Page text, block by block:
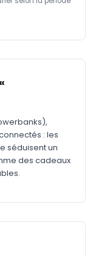
: les
séduisent un
des cadeaux